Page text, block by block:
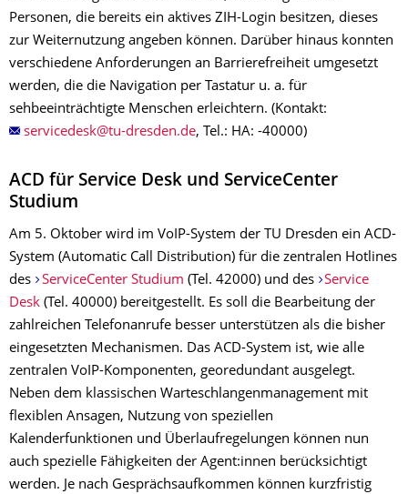
Personen, die bereits ein aktives ZIH-Login besitzen, dieses
zur Weiternutzung angeben können. Darüber hinaus konnten
verschiedene Anforderungen an Barrierefreiheit umgesetzt
werden, die die Navigation per Tastatur u. a. für
sehbeeinträchtigte Menschen erleichtern. (Kontakt:
, Tel.: HA: -40000)
ACD für Service Desk und ServiceCenter
Studium
Am 5. Oktober wird im VoIP-System der TU Dresden ein ACD-
System (Automatic Call Distribution) für die zentralen Hotlines
des
ServiceCenter Studium (Tel. 42000) und des
Service
Desk (Tel. 40000) bereitgestellt. Es soll die Bearbeitung der
zahlreichen Telefonanrufe besser unterstützen als die bisher
eingesetzten Mechanismen. Das ACD-System ist, wie alle
zentralen VoIP-Komponenten, georedundant ausgelegt.
Neben dem klassischen Warteschlangenmanagement mit
flexiblen Ansagen, Nutzung von speziellen
Kalenderfunktionen und Überlaufregelungen können nun
auch spezielle Fähigkeiten der Agent:innen berücksichtigt
werden. Je nach Gesprächsaufkommen können kurzfristig